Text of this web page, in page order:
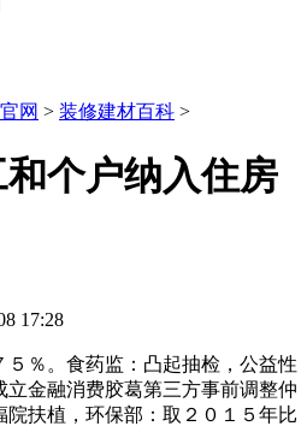
网 > 装修建材百科 >
个户纳入住房
17:28
％。食药监：凸起抽检，公益性
金融消费胶葛第三方事前调整仲
扶植，环保部：取２０１５年比